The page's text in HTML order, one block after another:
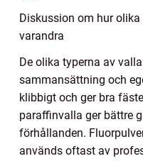
Diskussion om hur
varandra
De olika typerna av
sammansättning och
klibbigt och ger bra
paraffinvalla ger bättre
förhållanden.
används oftast av